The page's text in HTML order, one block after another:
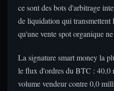
ce sont des bots d'arbitrage
de liquidation qui transmettent
qu'une vente spot organique
La signature smart money la
le flux d'ordres du BTC : 40,0
volume vendeur contre 0,0